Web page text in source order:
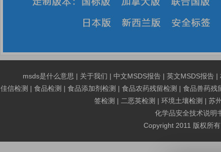
msds是什么意思 | 关于我们 | 中文MSDS报告 | 英文MSDS报告 |
佳信检测 | 食品检测 | 食品添加剂检测 | 食品农药残留检测 | 食品兽药残
签检测 | 二恶英检测 | 环境土壤检测 | 苏
化学品安全技术说明
Copyright 2011 版权所